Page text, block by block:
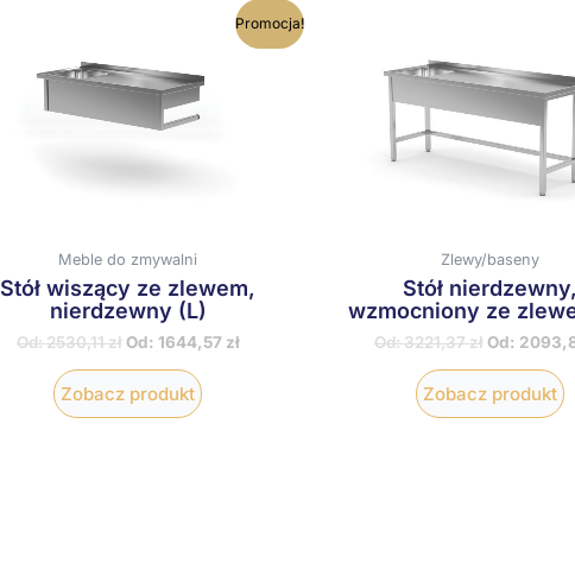
Promocja!
Meble do zmywalni
Stół wiszący ze zlewem,
nierdzewny (L)
Od:2530,11zł Od: 1644,57 zł
Zobacz produkt
produkt
wiele
Zlewy/baseny
Stół nierdzewny,
wzmocniony ze
Od:3221,37zł Od:
Zobacz produkt